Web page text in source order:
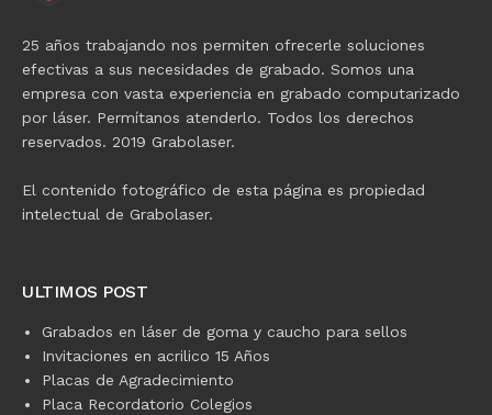
25 años trabajando nos permiten ofrecerle soluciones
efectivas a sus necesidades de grabado. Somos una
empresa con vasta experiencia en grabado computarizado
por láser. Permítanos atenderlo. Todos los derechos
reservados. 2019 Grabolaser.
El contenido fotográfico de esta página es propiedad
intelectual de Grabolaser.
ULTIMOS POST
Grabados en láser de goma y caucho para sellos
Invitaciones en acrilico 15 Años
Placas de Agradecimiento
Placa Recordatorio Colegios